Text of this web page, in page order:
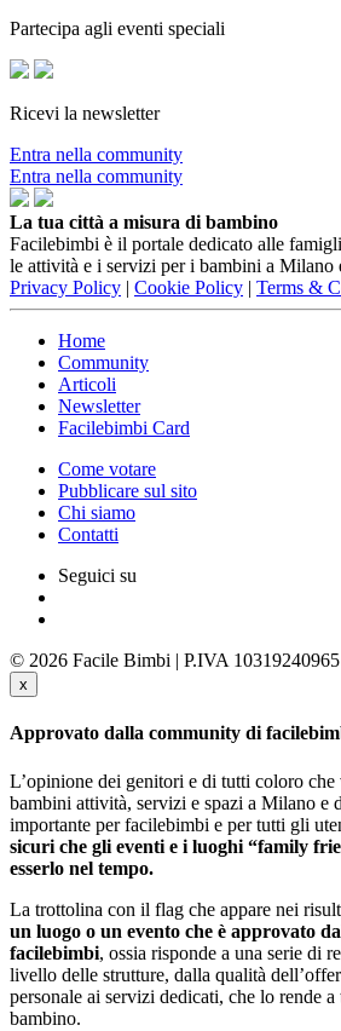
Partecipa agli eventi speciali
Ricevi la newsletter
Entra nella community
Entra nella community
La tua città a misura di bambino
Facilebimbi è il portale dedicato alle
le attività e i servizi per i bambini a Milano
Privacy Policy | Cookie Policy | Terms &
Home
Community
Articoli
Newsletter
Facilebimbi Card
Come votare
Pubblicare sul sito
Chi siamo
Contatti
Seguici su
© 2026 Facile Bimbi | P.IVA 10319240965
x
Approvato dalla community di
L’opinione dei genitori e di tutti coloro
bambini attività, servizi e spazi a Milano e
importante per facilebimbi e per tutti gli
sicuri che gli eventi e i luoghi “family
esserlo nel tempo.
La trottolina con il flag che appare nei
un luogo o un evento che è approvato
facilebimbi, ossia risponde a una serie di
livello delle strutture, dalla qualità
personale ai servizi dedicati, che lo rende
bambino.